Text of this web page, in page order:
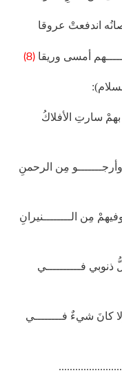
اندفعتْ عروقا
أمسى وريقا (8)
سارتِ الأفلاكُ
مِن الرحمنِ
مِن الــــــــنيرانِ
فــــــــــي
كانَ شيءٌ فــــــــي